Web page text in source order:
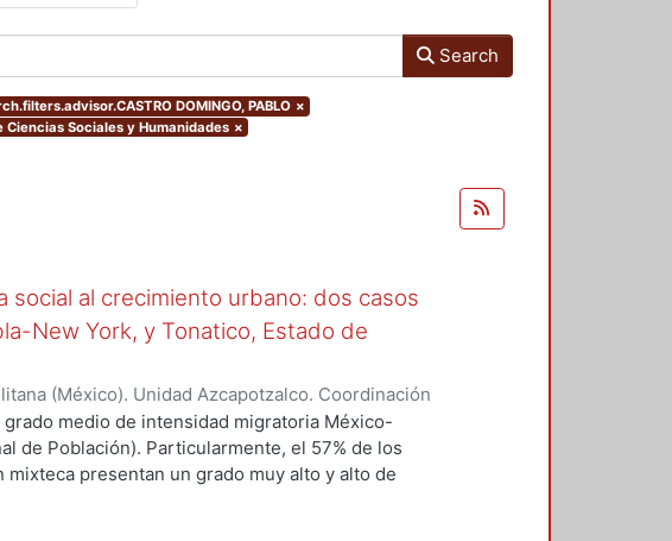
Search
DOMINGO, PABLO ×
Sociales y Humanidades ×
social al crecimiento urbano: dos casos
New York, y Tonatico, Estado de
(México). Unidad Azcapotzalco. Coordinación
06-08)Moreno Aquino, Alicia Oliva
medio de intensidad migratoria México-
de Población). Particularmente, el 57% de los
presentan un grado muy alto y alto de